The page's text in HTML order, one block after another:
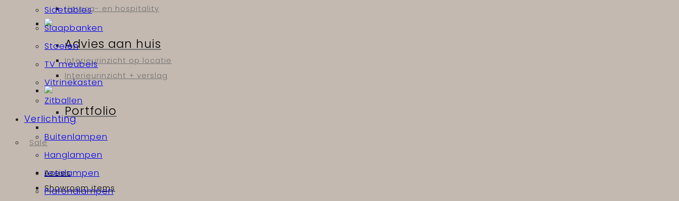
Horeca- en hospitality
Advies aan huis
Interieurinzicht op locatie
Interieurinzicht + verslag
Portfolio
Sale
Acties
Showroom items
Sidetables
Slaapbanken
Stoelen
TV meubels
Vitrinekasten
Zitballen
Verlichting
Buitenlampen
Hanglampen
Leeslampen
Plafondlampen